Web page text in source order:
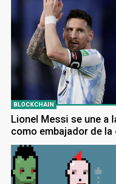
BLOCKCHAIN
Lionel Messi se une a
como embajador de